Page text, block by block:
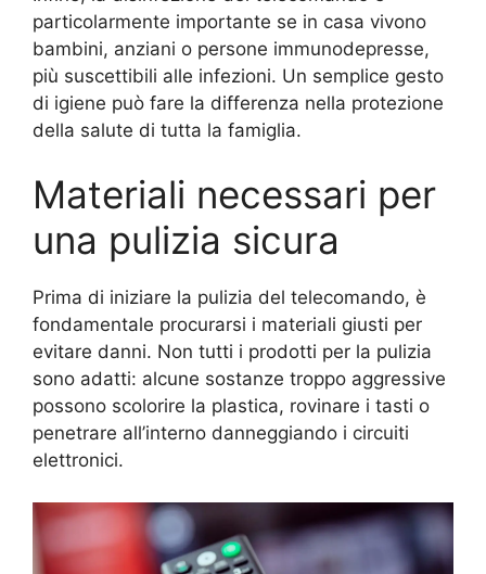
particolarmente importante se in casa vivono
bambini, anziani o persone immunodepresse,
più suscettibili alle infezioni. Un semplice gesto
di igiene può fare la differenza nella protezione
della salute di tutta la famiglia.
Materiali necessari per
una pulizia sicura
Prima di iniziare la pulizia del telecomando, è
fondamentale procurarsi i materiali giusti per
evitare danni. Non tutti i prodotti per la pulizia
sono adatti: alcune sostanze troppo aggressive
possono scolorire la plastica, rovinare i tasti o
penetrare all’interno danneggiando i circuiti
elettronici.